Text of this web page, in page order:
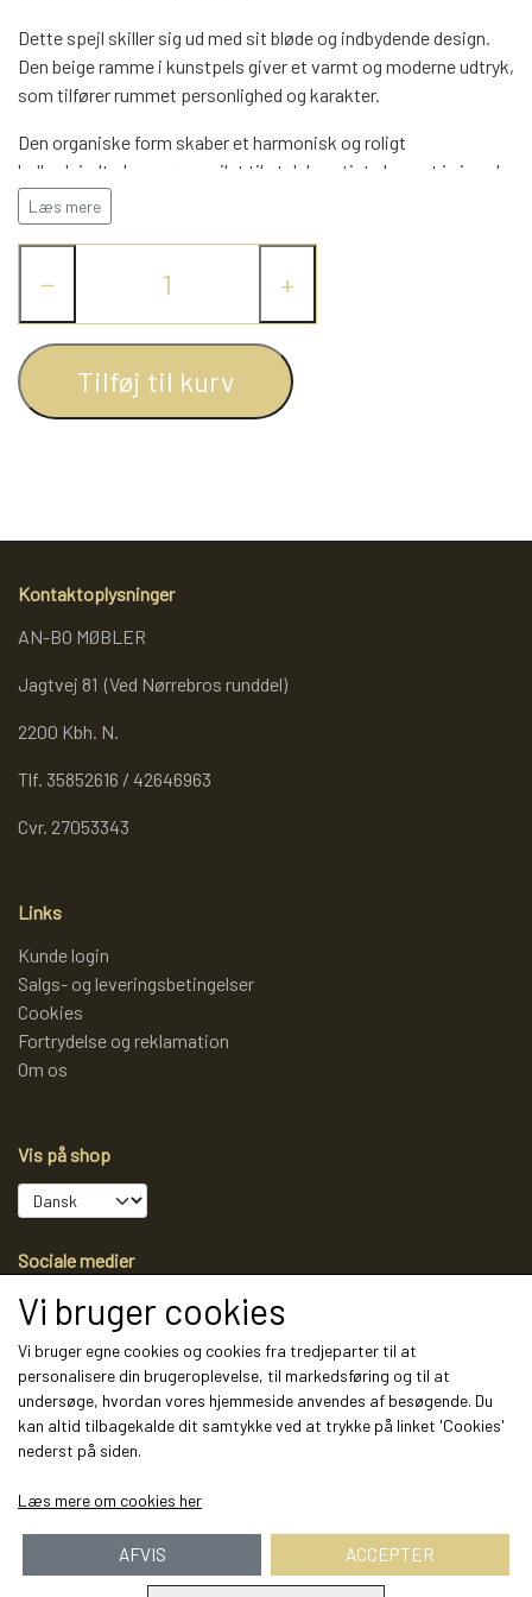
ENTRE
BELYSNING
REOLER
REOL EDGE
REOL MISTRAL
BOGREOLER 40 CM DYBDE
VÆGPANELER
SPEJLE
BELYSNING
VÆGPANELER
BELYSNING
VÆGPANELER
SPEJLE
SPEJLE
PARKERING
AFHENTNING
MONTERING & LEVERING
OM OS
Dette spejl skiller sig ud med sit bløde og indbydende design.
Den beige ramme i kunstpels giver et varmt og moderne udtryk,
som tilfører rummet personlighed og karakter.
Den organiske form skaber et harmonisk og roligt
helhedsindtryk og gør spejlet til et dekorativt element i sig selv.
Perfekt til soveværelset, entréen eller som en trendy detalje i
stuen, hvor det både fungerer som praktisk spejl og
sit bløde og moderne udtryk.
Farve:
Beige
Materiale:
Læs mere
− +
Tilføj til kurv
Kontaktoplysninger
AN-BO MØBLER
Jagtvej 81 (Ved Nørrebros runddel)
2200 Kbh. N.
Tlf. 35852616 / 42646963
Cvr. 27053343
Links
Kunde login
Salgs- og leveringsbetingelser
Cookies
Fortrydelse og reklamation
Om os
Vis på shop
Sociale medier
Modtag vores nyhedsbrev via e-mail
Tilmeld
Vi bruger cookies
Vi bruger egne cookies og cookies fra tredjeparter til at
personalisere din brugeroplevelse, til markedsføring og til at
undersøge, hvordan vores hjemmeside anvendes af besøgende. Du
kan altid tilbagekalde dit samtykke ved at trykke på linket 'Cookies'
nederst på siden.
Læs mere om cookies her
AFVIS ACCEPTER